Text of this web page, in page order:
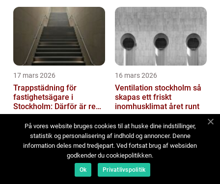
17 mars 2026
Trappstädning för
fastighetsägare i
Stockholm: Därför är rena
trapphus en smart
investering
16 mars 2026
Ventilation stockholm så
skapas ett friskt
inomhusklimat året runt
På vores website bruges cookies til at huske dine indstillinger,
statistik og personalisering af indhold og annoncer. Denne
information deles med tredjepart. Ved fortsat brug af websiden
godkender du cookiepolitikken.
Ok Privatlivspolitik